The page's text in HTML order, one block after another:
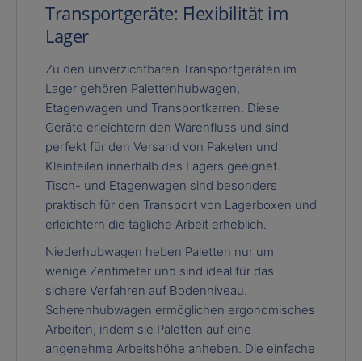
Transportgeräte: Flexibilität im
Lager
Zu den unverzichtbaren Transportgeräten im
Lager gehören Palettenhubwagen,
Etagenwagen und Transportkarren. Diese
Geräte erleichtern den Warenfluss und sind
perfekt für den Versand von Paketen und
Kleinteilen innerhalb des Lagers geeignet.
Tisch- und Etagenwagen sind besonders
praktisch für den Transport von Lagerboxen und
erleichtern die tägliche Arbeit erheblich.
Niederhubwagen heben Paletten nur um
wenige Zentimeter und sind ideal für das
sichere Verfahren auf Bodenniveau.
Scherenhubwagen ermöglichen ergonomisches
Arbeiten, indem sie Paletten auf eine
angenehme Arbeitshöhe anheben. Die einfache